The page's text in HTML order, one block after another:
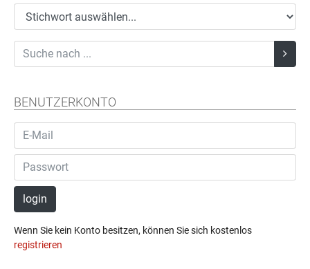
BENUTZERKONTO
login
Wenn Sie kein Konto besitzen, können Sie sich kostenlos
registrieren